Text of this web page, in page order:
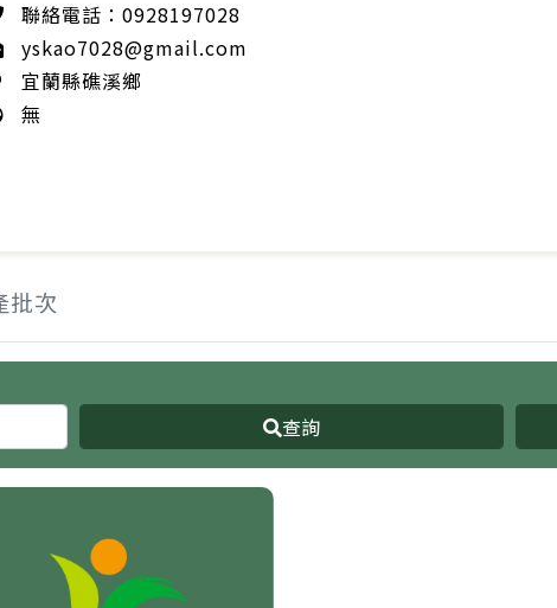
聯絡電話：0928197028
yskao7028@gmail.com
宜蘭縣礁溪鄉
無
批次
查詢